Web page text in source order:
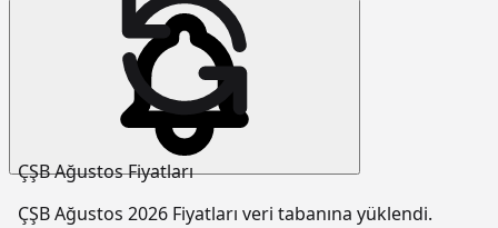
ÇŞB Ağustos Fiyatları
ÇŞB Ağustos 2026 Fiyatları veri tabanına yüklendi.